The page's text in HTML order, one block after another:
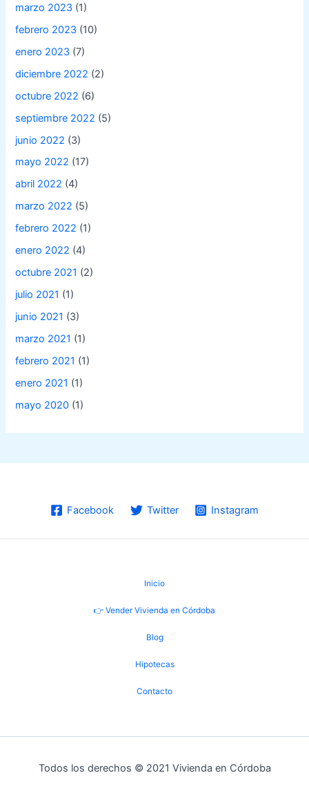
marzo 2023 (1)
febrero 2023 (10)
enero 2023 (7)
diciembre 2022 (2)
octubre 2022 (6)
septiembre 2022 (5)
junio 2022 (3)
mayo 2022 (17)
abril 2022 (4)
marzo 2022 (5)
febrero 2022 (1)
enero 2022 (4)
octubre 2021 (2)
julio 2021 (1)
junio 2021 (3)
marzo 2021 (1)
febrero 2021 (1)
enero 2021 (1)
mayo 2020 (1)
Facebook Twitter Instagram
Inicio
👉 Vender Vivienda en Córdoba
Blog
Hipotecas
Contacto
Todos los derechos © 2021 Vivienda en Córdoba